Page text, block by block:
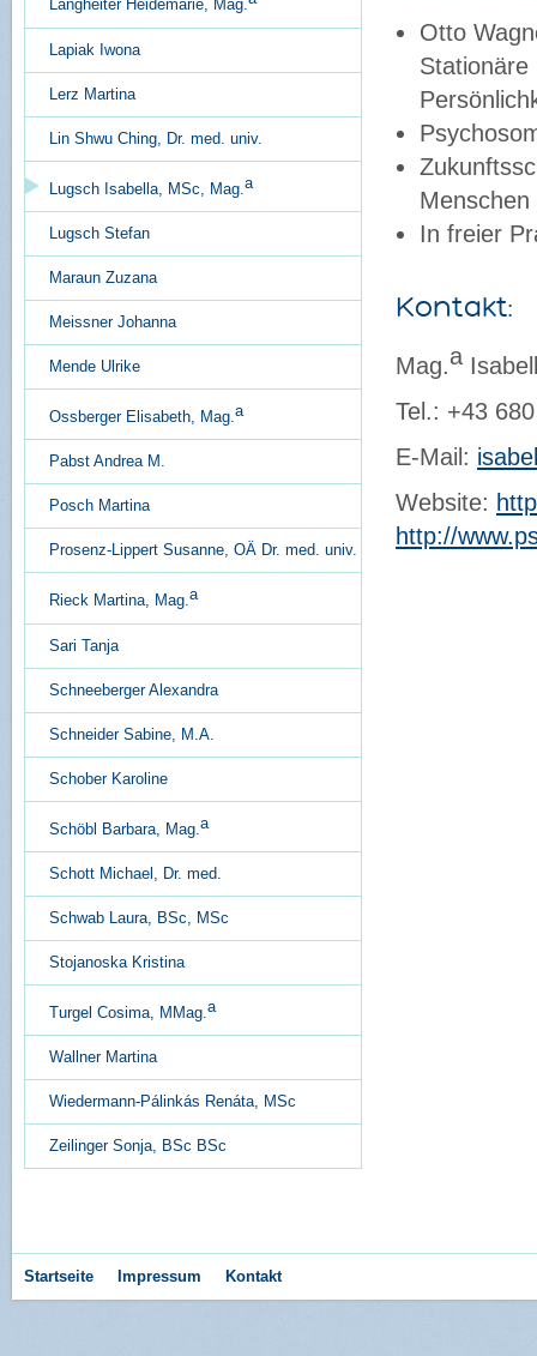
Otto
Stationäre
In freier
Kontakt:
Mag.a
Tel.: +43
E-Mail:
Website:
http://
Langheiter Heidemarie, Mag.
Lapiak Iwona
Lerz Martina
Lin Shwu Ching, Dr. med. univ.
Lugsch Isabella, MSc, Mag. a
Lugsch Stefan
Maraun Zuzana
Meissner Johanna
Mende Ulrike
Ossberger Elisabeth, Mag.a
Pabst Andrea M.
Posch Martina
Prosenz-Lippert Susanne, OÄ Dr. med. univ.
Rieck Martina, Mag.a
Sari Tanja
Schneeberger Alexandra
Schneider Sabine, M.A.
Schober Karoline
Schöbl Barbara, Mag. a
Schott Michael, Dr. med.
Schwab Laura, BSc, MSc
Stojanoska Kristina
Turgel Cosima, MMag.a
Wallner Martina
Wiedermann-Pálinkás Renáta, MSc
Zeilinger Sonja, BSc BSc
Startseite Impressum Kontakt